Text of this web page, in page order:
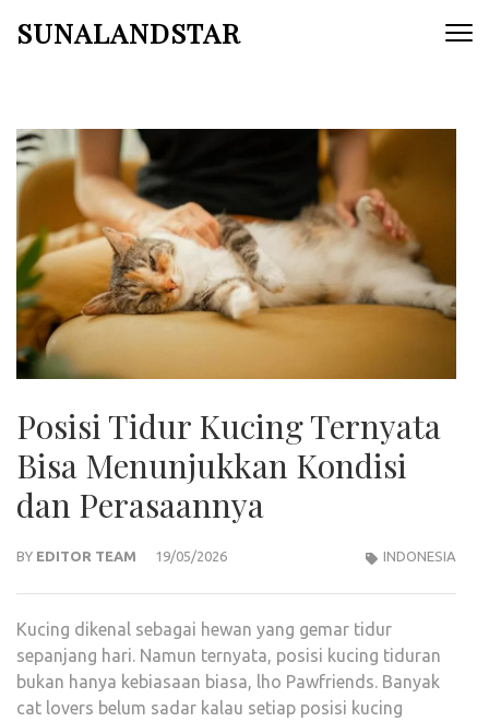
SUNALANDSTAR
Posisi Tidur Kucing Ternyata
Bisa Menunjukkan Kondisi
dan Perasaannya
BY EDITOR TEAM 19/05/2026 INDONESIA
Kucing dikenal sebagai hewan yang gemar tidur
sepanjang hari. Namun ternyata, posisi kucing tiduran
bukan hanya kebiasaan biasa, lho Pawfriends. Banyak
cat lovers belum sadar kalau setiap posisi kucing